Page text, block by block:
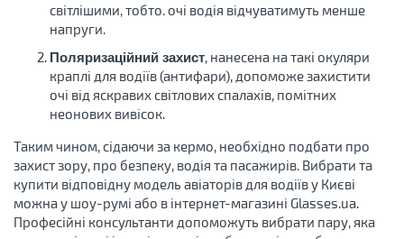
світлішими, тобто. очі водія відчуватимуть менше
напруги.
Поляризаційний захист, нанесена на такі окуляри
краплі для водіїв (антифари), допоможе захистити
очі від яскравих світлових спалахів, помітних
неонових вивісок.
Таким чином, сідаючи за кермо, необхідно подбати про
захист зору, про безпеку, водія та пасажирів. Вибрати та
купити відповідну модель авіаторів для водіїв у Києві
можна у шоу-румі або в інтернет-магазині Glasses.ua.
Професійні консультанти допоможуть вибрати пару, яка